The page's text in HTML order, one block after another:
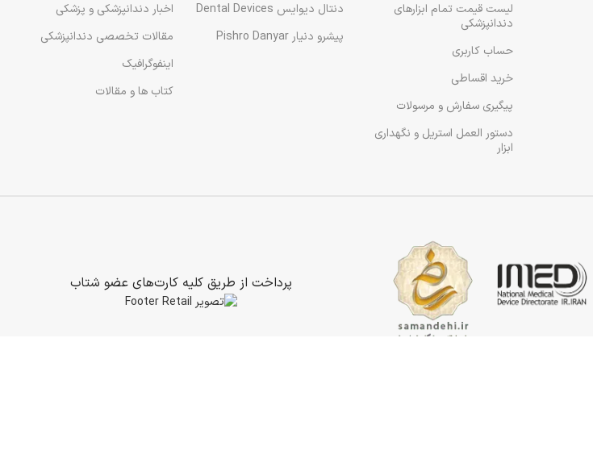
لیست قیمت تمام ابزارهای
دندانپزشکی
حساب کاربری
خرید اقساطی
پیگیری سفارش و مرسولات
دستور العمل استریل و نگهداری
ابزار
دنتال دیوایس Dental Devices
پیشرو دنیار Pishro Danyar
اخبار دندانپزشکی و پزشکی
مقالات تخصصی دندانپزشکی
اینفوگرافیک
کتاب ها و مقالات
پرداخت از طریق کلیه کارت‌های عضو شتاب